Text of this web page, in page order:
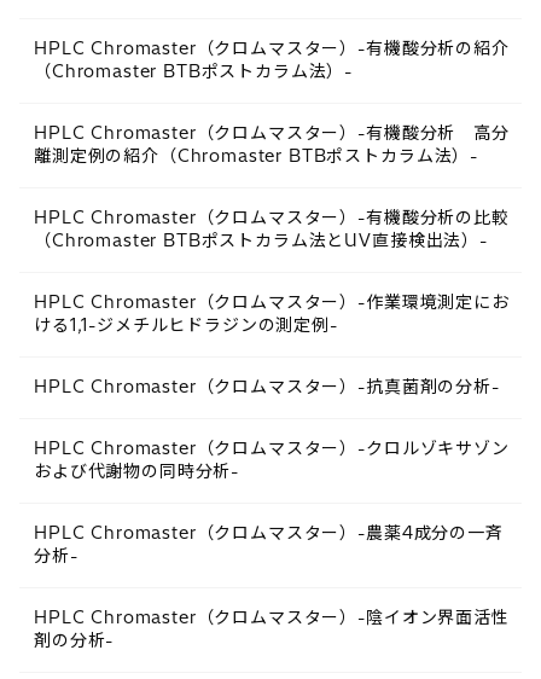
HPLC Chromaster（クロムマスター）-有機酸分析の紹介
（Chromaster BTBポストカラム法）-
HPLC Chromaster（クロムマスター）-有機酸分析 高分
離測定例の紹介（Chromaster BTBポストカラム法）-
HPLC Chromaster（クロムマスター）-有機酸分析の比較
（Chromaster BTBポストカラム法とUV直接検出法）-
HPLC Chromaster（クロムマスター）-作業環境測定にお
ける1,1-ジメチルヒドラジンの測定例-
HPLC Chromaster（クロムマスター）-抗真菌剤の分析-
HPLC Chromaster（クロムマスター）-クロルゾキサゾン
および代謝物の同時分析-
HPLC Chromaster（クロムマスター）-農薬4成分の一斉
分析-
HPLC Chromaster（クロムマスター）-陰イオン界面活性
剤の分析-